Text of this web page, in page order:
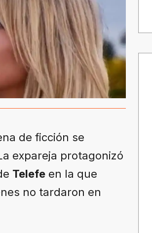
de ficción se
expareja protagonizó
Telefe en la que
no tardaron en